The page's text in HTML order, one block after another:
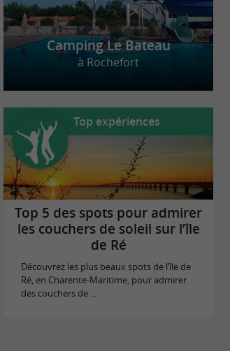
Camping Le Bateau
à Rochefort
Top expériences
Top 5 des spots pour admirer
les couchers de soleil sur l’île
de Ré
Découvrez les plus beaux spots de l’île de
Ré, en Charente-Maritime, pour admirer
des couchers de ...